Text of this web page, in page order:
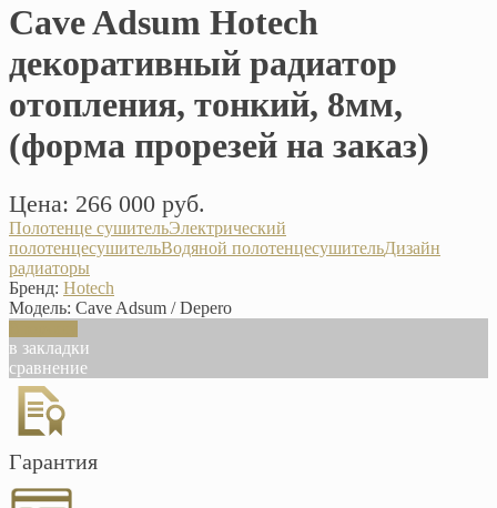
Cave Adsum Hotech
декоративный радиатор
отопления, тонкий, 8мм,
(форма прорезей на заказ)
Цена: 266 000 руб.
Полотенце сушительЭлектрический
полотенцесушительВодяной полотенцесушительДизайн
радиаторы
Бренд: Hotech
Модель: Cave Adsum / Depero
в закладки
сравнение
Гарантия